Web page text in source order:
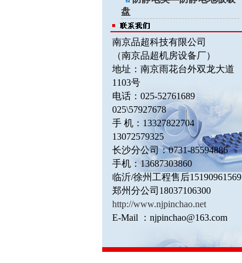
盘
南京品超科技有限公司
（南京品超机房设备厂）
地址：南京雨花台外双龙大道
1103号
电话：025-52761689
025\57927678
手 机：13327822704
13072579325
长沙分公司：0731-85594886
手机：13687303860
临沂/徐州工程售后15190961569
郑州分公司18037106300
http://www.njpinchao.net
E-Mail
： njpinchao@163.com